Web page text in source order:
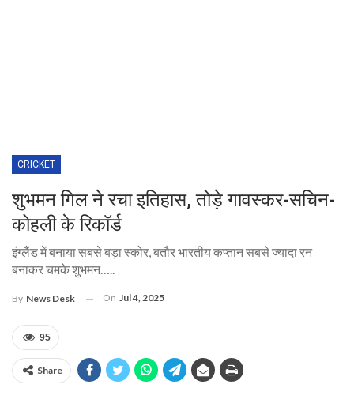
CRICKET
शुभमन गिल ने रचा इतिहास, तोड़े गावस्कर-सचिन-
कोहली के रिकॉर्ड
इंग्लैंड में बनाया सबसे बड़ा स्कोर, बतौर भारतीय कप्तान सबसे ज्यादा रन
बनाकर चमके शुभमन…..
By News Desk On Jul 4, 2025
95
Share